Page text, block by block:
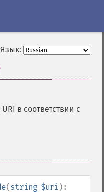
Язык:
в соответствии с
(string $uri):